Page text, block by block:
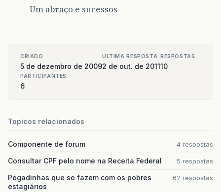
Um abraço e sucessos
CRIADO
5 de dezembro de 2009
ULTIMA RESPOSTA
2 de out. de 2011
RESPOSTAS
10
PARTICIPANTES
6
Topicos relacionados
Componente de forum 4 respostas
Consultar CPF pelo nome na Receita Federal 5 respostas
Pegadinhas que se fazem com os pobres
estagiários
62 respostas